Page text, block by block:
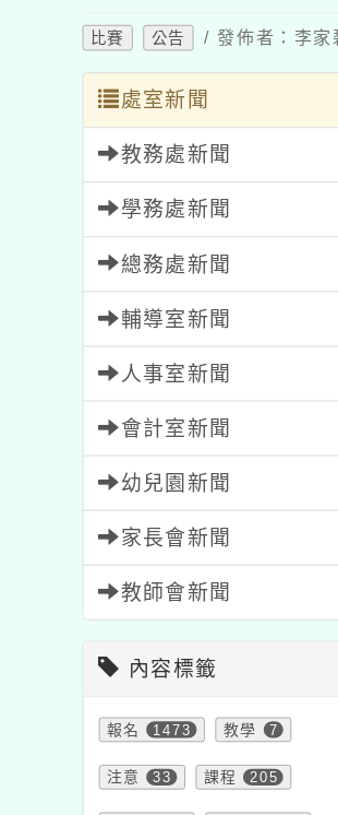
比賽 公告 / 發佈者：李
處室新聞
教務處新聞
學務處新聞
總務處新聞
輔導室新聞
人事室新聞
會計室新聞
幼兒園新聞
家長會新聞
教師會新聞
內容標籤
報名 1473 教學 7
注意 33 課程 205